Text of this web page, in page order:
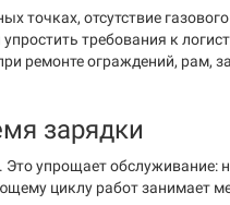
точках, отсутствие
требования к
ремонте ограждений, рам,
зарядки
упрощает обслуживание:
циклу работ занимает